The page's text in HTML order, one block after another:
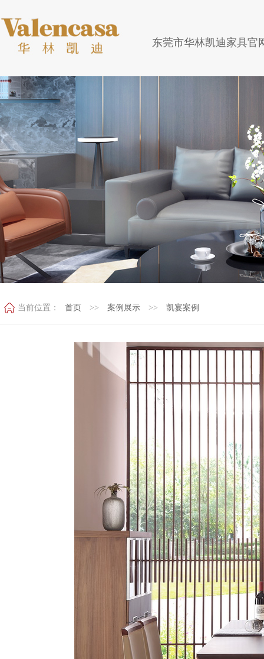
东莞市华林凯迪家具官
当前位置： 首页 >> 案例展示 >> 凯宴案例